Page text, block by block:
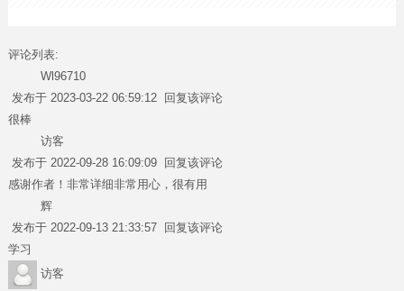
评论列表:
Wl96710
发布于 2023-03-22 06:59:12
回复该评论
很棒
访客
发布于 2022-09-28 16:09:09
回复该评论
感谢作者！非常详细非常用心，很有用
辉
发布于 2022-09-13 21:33:57
回复该评论
学习
访客